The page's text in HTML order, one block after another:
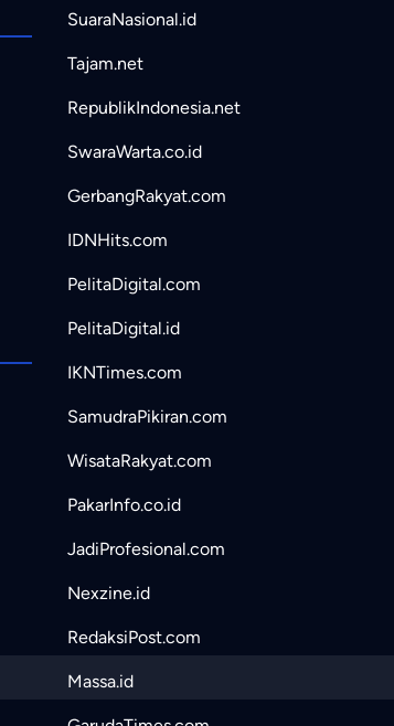
SuaraNasional.id
Tajam.net
RepublikIndonesia.net
SwaraWarta.co.id
GerbangRakyat.com
IDNHits.com
PelitaDigital.com
PelitaDigital.id
IKNTimes.com
SamudraPikiran.com
WisataRakyat.com
PakarInfo.co.id
JadiProfesional.com
Nexzine.id
RedaksiPost.com
Massa.id